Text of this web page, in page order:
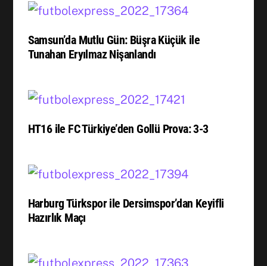
Samsun’da Mutlu Gün: Büşra Küçük ile
Tunahan Eryılmaz Nişanlandı
HT16 ile FC Türkiye’den Gollü Prova: 3-3
Harburg Türkspor ile Dersimspor’dan Keyifli
Hazırlık Maçı